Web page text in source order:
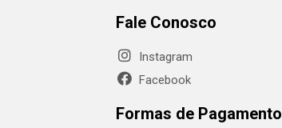
Fale Conosco
Instagram
Facebook
Formas de Pagamento